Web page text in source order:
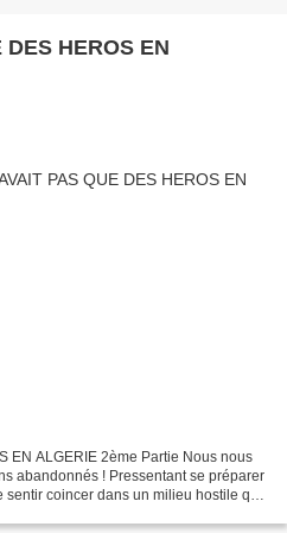
HEROS EN
EN ALGERIE 2ème Partie Nous nous
abandonnés ! Pressentant se préparer
coincer dans un milieu hostile que